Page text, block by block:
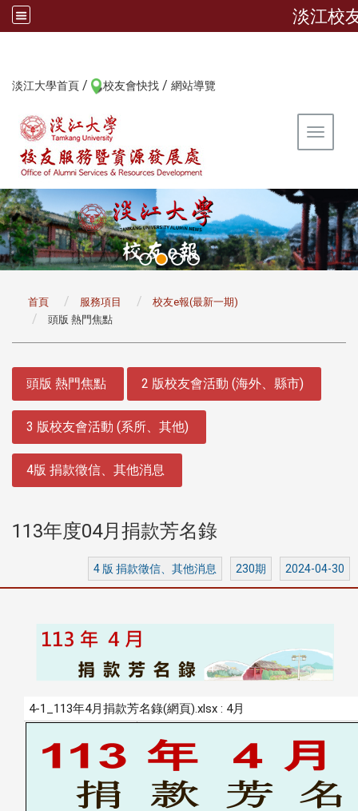
淡江校
淡江大學首頁 / 校友會快找 / 網站導覽
Toggle
首頁 服務項目
校友e報(最新一期)
頭版 熱門焦點
頭版 熱門焦點 2 版校友會活動 (海外、縣市)
3 版校友會活動 (系所、其他)
4版 捐款徵信、其他消息
113年度04月捐款芳名錄
4 版 捐款徵信、其他消息 230期 2024-04-30